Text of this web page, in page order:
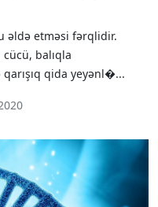
əldə etməsi fərqlidir.
balıqla
qida yeyənl�...